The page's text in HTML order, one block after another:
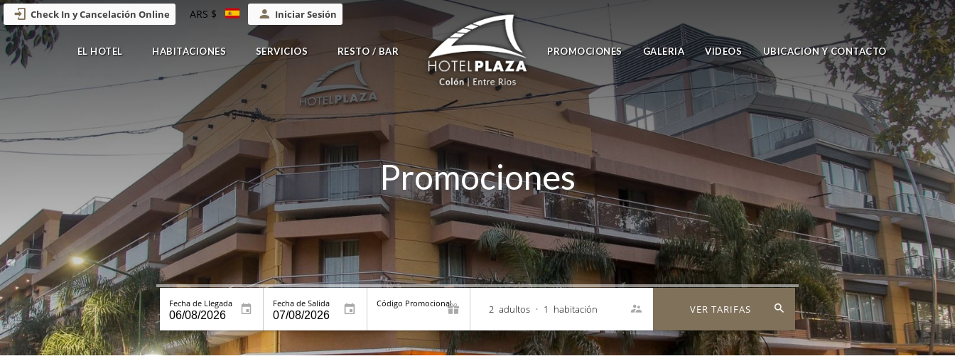
Check In y Cancelación Online ARS $ Iniciar Sesión
EL HOTEL HABITACIONES SERVICIOS RESTO / BAR PROMOCIONES GALERIA VIDEOS UBICACION Y CONTACTO
Fecha de Llegada Fecha de Salida Código Promocional 2 adultos • 1 habitación VER TARIFAS
Promociones